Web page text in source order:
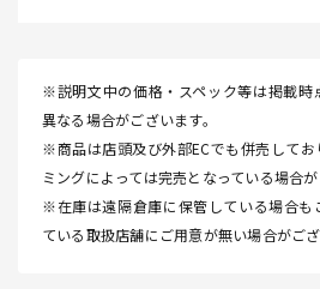
※説明文中の価格・スペック等は掲載時
異なる場合がございます。
※商品は店頭及び外部ECでも併売してお
ミングによっては完売となっている場合が
※在庫は遠隔倉庫に保管している場合も
ている取扱店舗にご用意が無い場合がござ